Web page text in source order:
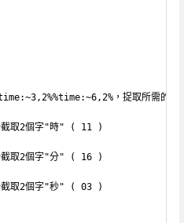
，捉取所需的日
截取2個字"時" ( 11 )
截取2個字"分" ( 16 )
截取2個字"秒" ( 03 )